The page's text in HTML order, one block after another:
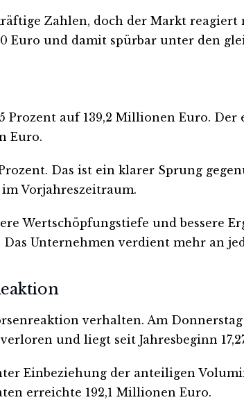
Zahlen, doch der Markt
Euro und damit spürbar unter den
auf 139,2 Millionen Euro.
Euro.
Das ist ein klarer Sprung
Vorjahreszeitraum.
Wertschöpfungstiefe und bessere
Unternehmen verdient mehr an
verhalten. Am
und liegt seit Jahresbeginn
Einbeziehung der anteiligen
erreichte 192,1 Millionen Euro.